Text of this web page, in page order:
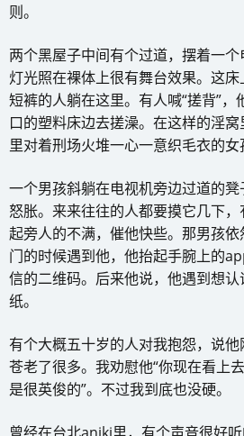
则。
两个黑屋子中间有个过道，摆着一
灯光照在裸体上很有舞台效果。这
短裤的人躺在这里。有人喊“搓背”
口的塑料床边去搓澡。在这样的淫
里对着刑场火堆一心一意织毛衣的女
一个男孩斜躺在电视机旁边过道的
怒胀。来来往往的人都要摸它几下
起旁人的不满，催他快些。那男孩
门的时候遇到他，他抬起手腕上的
信的二维码。后来他说，他遇到想
纸。
有个大概五十岁的人对我抱怨，说
苍老了很多。我劝慰他“你现在看上
是很英俊的”。不过我到底也没硬。